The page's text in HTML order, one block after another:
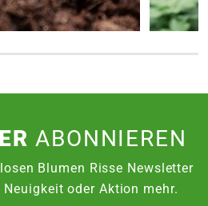
ABONNIEREN
Blumen Risse Newsletter
oder Aktion mehr.